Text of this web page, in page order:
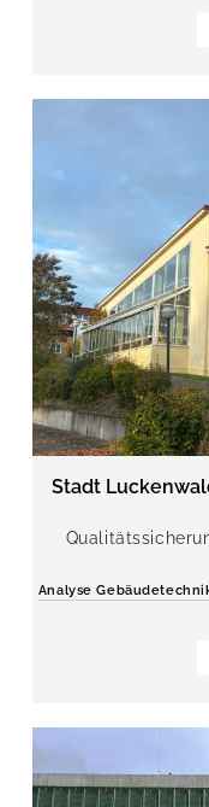
Stadt
Analyse